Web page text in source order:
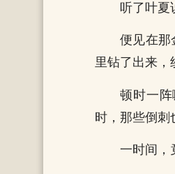
听了叶夏
便见在那
里钻了出来，
顿时一
时，那些倒刺
一时间，